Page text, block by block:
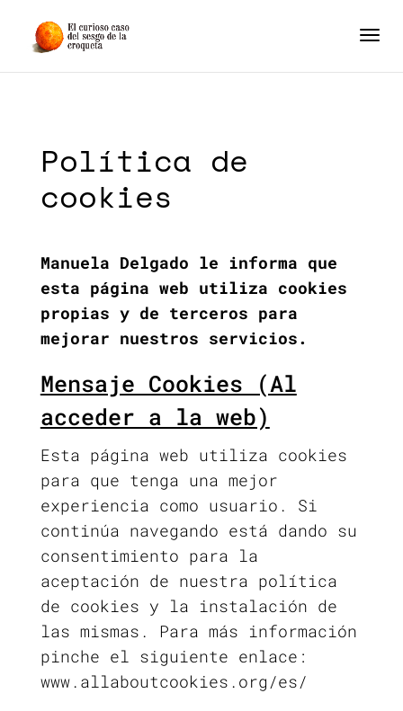
Política de
cookies
Manuela Delgado le informa que
esta página web utiliza cookies
propias y de terceros para
mejorar nuestros servicios.
Mensaje Cookies (Al
acceder a la web)
Esta página web utiliza cookies
para que tenga una mejor
experiencia como usuario. Si
continúa navegando está dando su
consentimiento para la
aceptación de nuestra política
de cookies y la instalación de
las mismas. Para más información
pinche el siguiente enlace:
www.allaboutcookies.org/es/